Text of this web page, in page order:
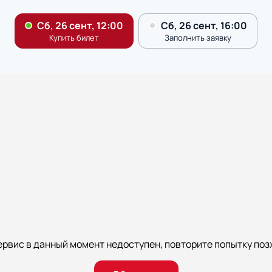
в данный момент недоступен, повторите попытку